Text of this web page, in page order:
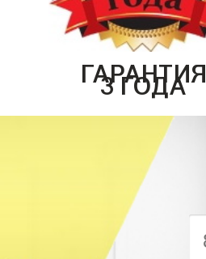
ГАРАНТИЯ
3 ГОДА